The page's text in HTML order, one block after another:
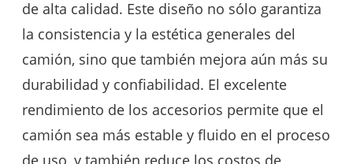
de alta calidad. Este diseño no sólo garantiza
la consistencia y la estética generales del
camión, sino que también mejora aún más su
durabilidad y confiabilidad. El excelente
rendimiento de los accesorios permite que el
camión sea más estable y fluido en el proceso
de uso, y también reduce los costos de